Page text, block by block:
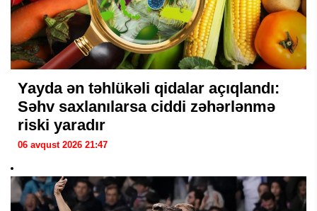
Yayda ən təhlükəli qidalar açıqlandı:
Səhv saxlanılarsa ciddi zəhərlənmə
riski yaradır
06 avqust 2026 21:47